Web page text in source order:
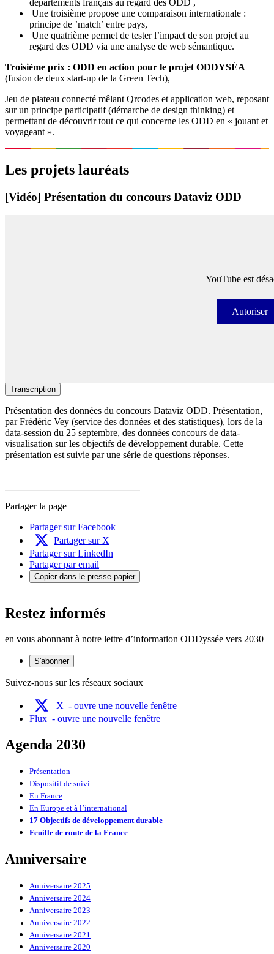
Une troisième propose une comparaison internationale :
principe de ’match’ entre pays,
Une quatrième permet de tester l’impact de son projet au
regard des ODD via une analyse de web sémantique.
Troisième prix : ODD en action pour le projet ODDYSÉA
(fusion de deux start-up de la Green Tech),
Jeu de plateau connecté mêlant Qrcodes et application web, reposant
sur un principe participatif (démarche de design thinking) et
permettant de découvrir tout ce qui concerne les ODD en « jouant et
voyageant ».
Les projets lauréats
[Vidéo] Présentation du concours Dataviz ODD
YouTube est
Autoriser
Transcription
Présentation des données du concours Dataviz ODD. Présentation,
par Frédéric Vey (service des données et des statistiques), lors de la
data-session du 25 septembre, des données concours de data-
visualisation sur les objectifs de développement durable. Cette
présentation est suivie par une série de questions réponses.
Partager la page
Partager sur Facebook
Partager sur X
Partager sur LinkedIn
Partager par email
Copier dans le presse-papier
Restez informés
en vous abonnant à notre lettre d’information ODDyssée vers 2030
S'abonner
Suivez-nous sur les réseaux sociaux
X - ouvre une nouvelle fenêtre
Flux - ouvre une nouvelle fenêtre
Agenda 2030
Présentation
Dispositif de suivi
En France
En Europe et à l’international
17 Objectifs de développement durable
Feuille de route de la France
Anniversaire
Anniversaire 2025
Anniversaire 2024
Anniversaire 2023
Anniversaire 2022
Anniversaire 2021
Anniversaire 2020